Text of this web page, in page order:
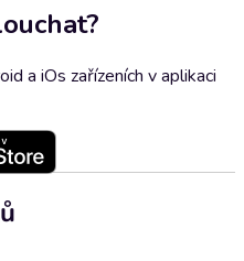
a iOs zařízeních v aplikaci